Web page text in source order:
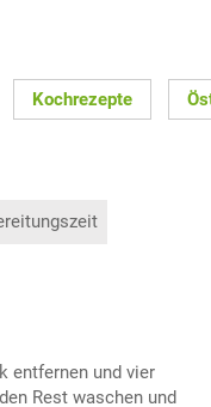
Kochrezepte
entfernen und vier
Rest waschen und